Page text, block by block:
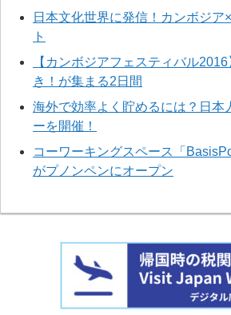
日本文化世界に発信！カンボジア
ト
【カンボジアフェスティバル
き！が集まる2日間
海外で効率よく貯めるには？日本
ーを開催！
コーワーキングスペース「
がプノンペンにオープン